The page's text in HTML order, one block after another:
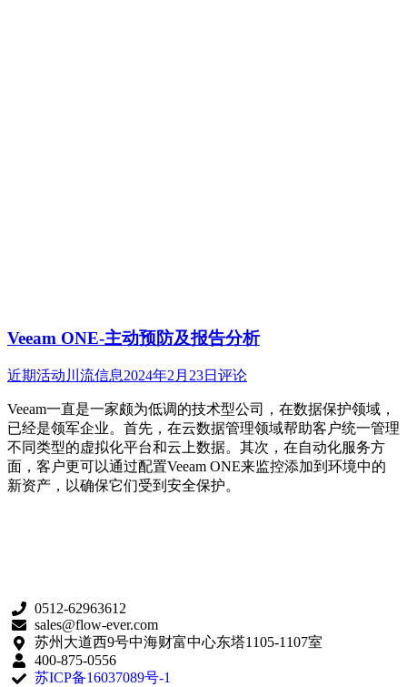
Veeam ONE-主动预防及报告分析
近期活动 川流信息2024年2月23日 评论
Veeam一直是一家颇为低调的技术型公司，在数据保护领域，
已经是领军企业。首先，在云数据管理领域帮助客户统一管理
不同类型的虚拟化平台和云上数据。其次，在自动化服务方
面，客户更可以通过配置Veeam ONE来监控添加到环境中的
新资产，以确保它们受到安全保护。
0512-62963612
sales@flow-ever.com
苏州大道西9号中海财富中心东塔1105-1107室
400-875-0556
苏ICP备16037089号-1